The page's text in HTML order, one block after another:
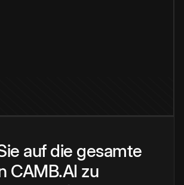
auf die gesamte
CAMB.AI zu